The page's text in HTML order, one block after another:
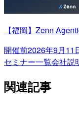
【福岡】Zenn
開催前2026年9月11
セミナー一覧会社説
関連記事